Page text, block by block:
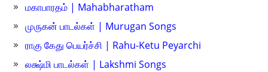
மகாபாரதம் | Mahabharatham
முருகன் பாடல்கள் | Murugan Songs
ராகு கேது பெயர்ச்சி | Rahu-Ketu Peyarchi
லக்ஷ்மி பாடல்கள் | Lakshmi Songs